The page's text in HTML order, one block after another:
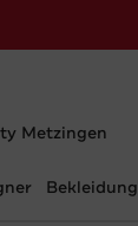
Metzingen
Bekleidung